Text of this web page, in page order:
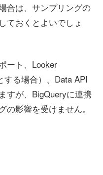
合は、サンプリングの
ておくとよいでしょ
ート、Looker
する場合）、Data API
すが、BigQueryに連携
の影響を受けません。